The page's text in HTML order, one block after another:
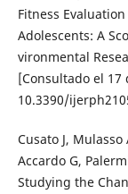
Fitness
Adolescents: A
vironmental
[Consultado el 17
10.3390/
Cusato J,
Accardo G,
Studying the